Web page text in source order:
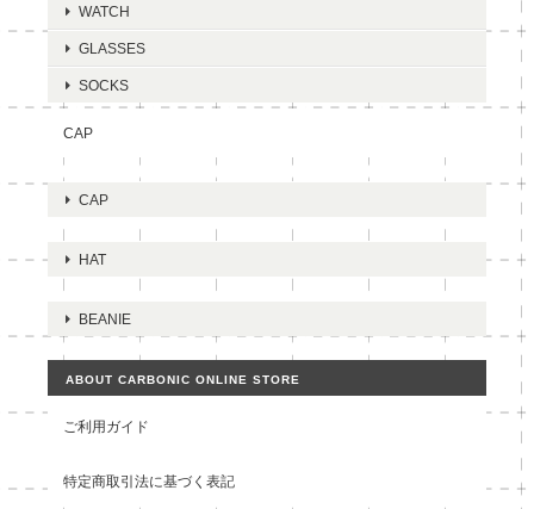
WATCH
GLASSES
SOCKS
CAP
CAP
HAT
BEANIE
ABOUT CARBONIC ONLINE STORE
ご利用ガイド
特定商取引法に基づく表記